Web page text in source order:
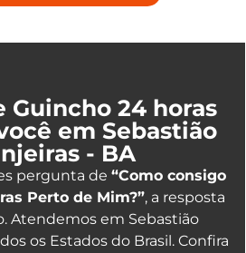
Guincho 24 horas
em Sebastião
- BA
pergunta de “Como consigo
Perto de Mim?”, a resposta
Atendemos em Sebastião
os Estados do Brasil. Confira